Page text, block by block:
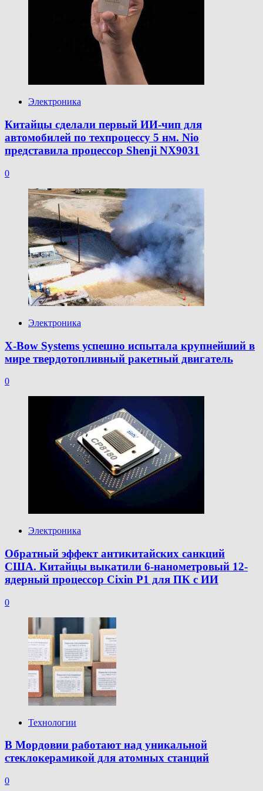
Электроника
Китайцы сделали первый ИИ-чип для
автомобилей по техпроцессу 5 нм. Nio
представила процессор Shenji NX9031
0
Электроника
X-Bow Systems успешно испытала крупнейший в
мире твердотопливный ракетный двигатель
0
Электроника
Обратный эффект антикитайских санкций
США. Китайцы выкатили 6-нанометровый 12-
ядерный процессор Cixin P1 для ПК с ИИ
0
Технологии
В Мордовии работают над уникальной
стеклокерамикой для атомных станций
0